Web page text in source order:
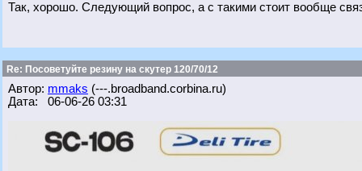
Так, хорошо. Следующий вопрос, а с такими стоит вообще
Re: Посоветуйте резину на скутер 120/70/12
Автор: mmaks (---.broadband.corbina.ru)
Дата: 06-06-26 03:31